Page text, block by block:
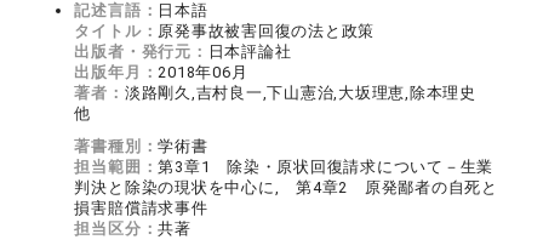
記述言語： 日本語
タイトル： 原発事故被害回復の法と政策
出版者・発行元： 日本評論社
出版年月：2018年06月
著者： 淡路剛久,吉村良一,下山憲治,大坂理恵,除本理史
他
著書種別：学術書
担当範囲：第3章1 除染・原状回復請求について－生業
判決と除染の現状を中心に, 第4章2 原発鄙者の自死と
損害賠償請求事件
担当区分：共著